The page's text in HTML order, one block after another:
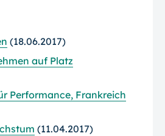
(18.06.2017)
auf Platz
Performance, Frankreich
(11.04.2017)